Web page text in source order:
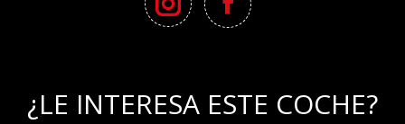
¿LE INTERESA ESTE COCHE?